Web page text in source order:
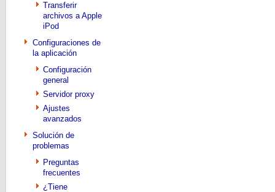
Transferir
archivos a Apple
iPod
Configuraciones de
la aplicación
Configuración
general
Servidor proxy
Ajustes
avanzados
Solución de
problemas
Preguntas
frecuentes
¿Tiene